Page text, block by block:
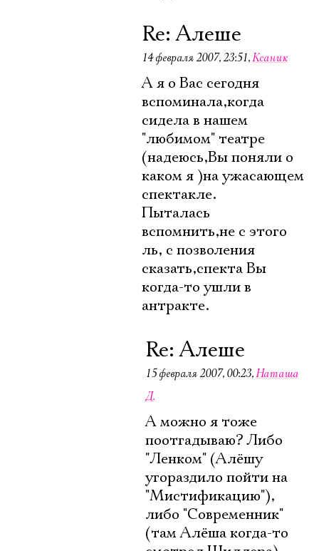
Re: Алеше
14 февраля 2007, 23:51,Ксаник
А я о Вас сегодня
вспоминала,когда
сидела в нашем
"любимом" театре
(надеюсь,Вы поняли о
каком я )на ужасающем
спектакле.
Пыталась
вспомнить,не с этого
ль, с позволения
сказать,спекта Вы
когда-то ушли в
антракте.
Re: Алеше
15 февраля 2007, 00:23,Наташа
Д.
А можно я тоже
поотгадываю? Либо
"Ленком" (Алёшу
угораздило пойти на
"Мистификацию"),
либо "Современник"
(там Алёша когда-то